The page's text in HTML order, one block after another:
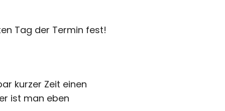
Tag der Termin fest!
kurzer Zeit einen
ist man eben